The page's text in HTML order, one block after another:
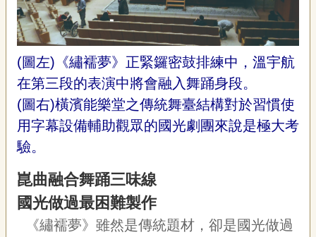
(圖左)《繡襦夢》正緊鑼密鼓排練中，溫宇航
在第三段的表演中將會融入舞踊身段。
(圖右)橫濱能樂堂之傳統舞臺結構對於習慣使
用字幕設備輔助觀眾的國光劇團來說是極大考
驗。
崑曲融合舞踊三味線
國光做過最困難製作
《繡襦夢》雖然是傳統題材，卻是國光做過